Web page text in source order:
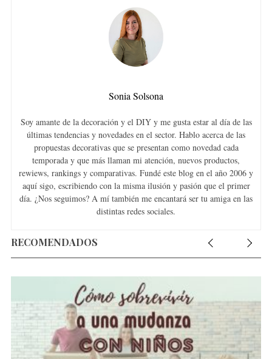
Sonia Solsona
Soy amante de la decoración y el DIY y me gusta estar al día de las
últimas tendencias y novedades en el sector. Hablo acerca de las
propuestas decorativas que se presentan como novedad cada
temporada y que más llaman mi atención, nuevos productos,
rewiews, rankings y comparativas. Fundé este blog en el año 2006 y
aquí sigo, escribiendo con la misma ilusión y pasión que el primer
día. ¿Nos seguimos? A mí también me encantará ser tu amiga en las
distintas redes sociales.
RECOMENDADOS